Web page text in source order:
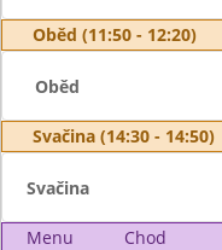
Oběd (11:50 - 12:20)
Oběd
Svačina (14:30 - 14:50)
Svačina
Menu Chod